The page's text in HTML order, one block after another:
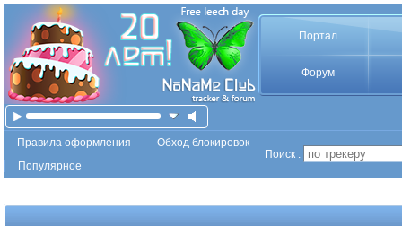
Портал
Форум
Правила оформления
Обход блокировок
Популярное
Поиск :